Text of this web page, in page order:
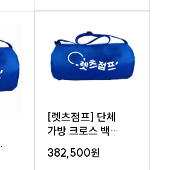
[렛츠점프] 단체
가방 크로스 백
(50개)
382,500원